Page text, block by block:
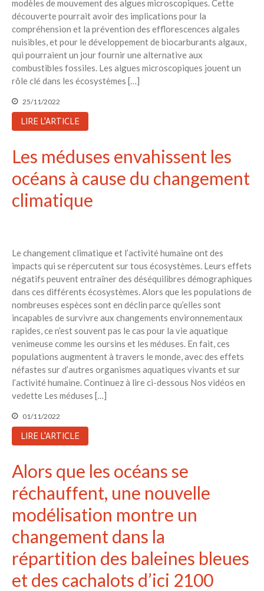
modèles de mouvement des algues microscopiques. Cette
découverte pourrait avoir des implications pour la
compréhension et la prévention des efflorescences algales
nuisibles, et pour le développement de biocarburants algaux,
qui pourraient un jour fournir une alternative aux
combustibles fossiles. Les algues microscopiques jouent un
rôle clé dans les écosystèmes […]
25/11/2022
LIRE L'ARTICLE
Les méduses envahissent les
océans à cause du changement
climatique
Le changement climatique et l’activité humaine ont des
impacts qui se répercutent sur tous écosystèmes. Leurs effets
négatifs peuvent entraîner des déséquilibres démographiques
dans ces différents écosystèmes. Alors que les populations de
nombreuses espèces sont en déclin parce qu’elles sont
incapables de survivre aux changements environnementaux
rapides, ce n’est souvent pas le cas pour la vie aquatique
venimeuse comme les oursins et les méduses. En fait, ces
populations augmentent à travers le monde, avec des effets
néfastes sur d’autres organismes aquatiques vivants et sur
l’activité humaine. Continuez à lire ci-dessous Nos vidéos en
vedette Les méduses […]
01/11/2022
LIRE L'ARTICLE
Alors que les océans se
réchauffent, une nouvelle
modélisation montre un
changement dans la
répartition des baleines bleues
et des cachalots d’ici 2100